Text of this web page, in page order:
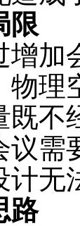
限
增加
物理
既不
议需
计无
路